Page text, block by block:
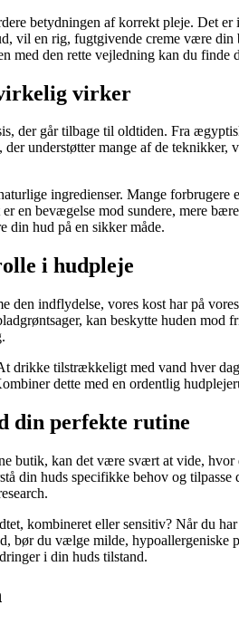
betydningen af korrekt pleje. Det
vil en rig, fugtgivende creme være
med den rette vejledning kan du
virker
der går tilbage til oldtiden. Fra
understøtter mange af de
ingredienser. Mange
en bevægelse mod sundere, mere
din hud på en sikker måde.
i hudpleje
indflydelse, vores kost har på
kan beskytte huden
drikke tilstrækkeligt med vand hver
dette med en ordentlig
din perfekte rutine
butik, kan det være svært at vide,
din huds specifikke behov og
kombineret eller sensitiv? Når du
bør du vælge milde,
i din huds tilstand.